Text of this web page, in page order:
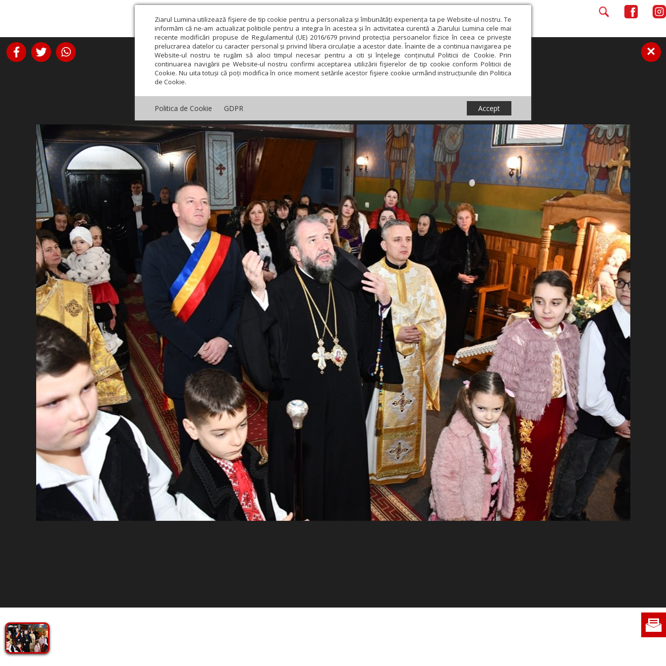
Ziarul Lumina utilizează fişiere de tip cookie pentru a personaliza și îmbunătăți experiența ta pe Website-ul nostru. Te
informăm că ne-am actualizat politicile pentru a integra în acestea și în activitatea curentă a Ziarului Lumina cele mai
recente modificări propuse de Regulamentul (UE) 2016/679 privind protecția persoanelor fizice în ceea ce privește
prelucrarea datelor cu caracter personal și privind libera circulație a acestor date. Înainte de a continua navigarea pe
Website-ul nostru te rugăm să aloci timpul necesar pentru a citi și înțelege conținutul Politicii de Cookie. Prin
continuarea navigării pe Website-ul nostru confirmi acceptarea utilizării fişierelor de tip cookie conform Politicii de
Cookie. Nu uita totuși că poți modifica în orice moment setările acestor fişiere cookie urmând instrucțiunile din Politica
de Cookie.
Politica de Cookie GDPR Accept
×